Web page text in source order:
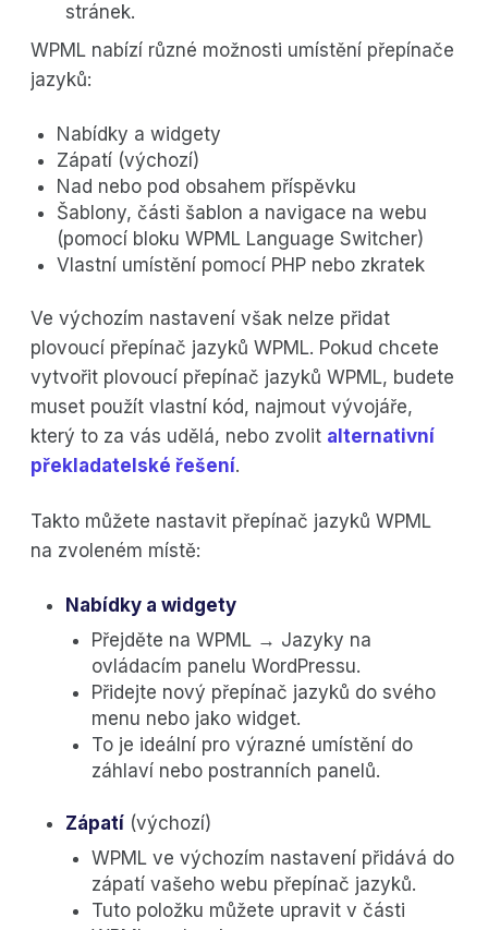
stránek.
WPML nabízí různé možnosti umístění přepínače
jazyků:
Nabídky a widgety
Zápatí (výchozí)
Nad nebo pod obsahem příspěvku
Šablony, části šablon a navigace na webu
(pomocí bloku WPML Language Switcher)
Vlastní umístění pomocí PHP nebo zkratek
Ve výchozím nastavení však nelze přidat
plovoucí přepínač jazyků WPML. Pokud chcete
vytvořit plovoucí přepínač jazyků WPML, budete
muset použít vlastní kód, najmout vývojáře,
který to za vás udělá, nebo zvolit alternativní
překladatelské řešení.
Takto můžete nastavit přepínač jazyků WPML
na zvoleném místě:
Nabídky a widgety
Přejděte na WPML → Jazyky na
ovládacím panelu WordPressu.
Přidejte nový přepínač jazyků do svého
menu nebo jako widget.
To je ideální pro výrazné umístění do
záhlaví nebo postranních panelů.
Zápatí (výchozí)
WPML ve výchozím nastavení přidává do
zápatí vašeho webu přepínač jazyků.
Tuto položku můžete upravit v části